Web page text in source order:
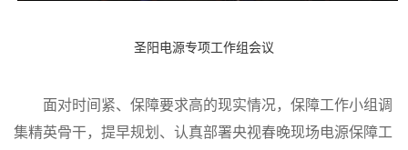
圣阳电源专项工作组会议
面对时间紧、保障要求高的现实情况，保障工作小组调
集精英骨干，提早规划、认真部署央视春晚现场电源保障工